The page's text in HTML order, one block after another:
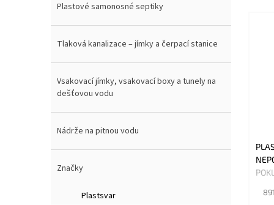
Plastové samonosné septiky
Tlaková kanalizace – jímky a čerpací stanice
Vsakovací jímky, vsakovací boxy a tunely na
dešťovou vodu
Nádrže na pitnou vodu
Značky
Plastsvar